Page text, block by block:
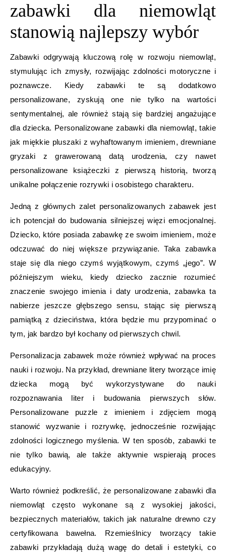
zabawki dla niemowląt
stanowią najlepszy wybór
Zabawki odgrywają kluczową rolę w rozwoju niemowląt,
stymulując ich zmysły, rozwijając zdolności motoryczne i
poznawcze. Kiedy zabawki te są dodatkowo
personalizowane, zyskują one nie tylko na wartości
sentymentalnej, ale również stają się bardziej angażujące
dla dziecka. Personalizowane zabawki dla niemowląt, takie
jak miękkie pluszaki z wyhaftowanym imieniem, drewniane
gryzaki z grawerowaną datą urodzenia, czy nawet
personalizowane książeczki z pierwszą historią, tworzą
unikalne połączenie rozrywki i osobistego charakteru.
Jedną z głównych zalet personalizowanych zabawek jest
ich potencjał do budowania silniejszej więzi emocjonalnej.
Dziecko, które posiada zabawkę ze swoim imieniem, może
odczuwać do niej większe przywiązanie. Taka zabawka
staje się dla niego czymś wyjątkowym, czymś „jego”. W
późniejszym wieku, kiedy dziecko zacznie rozumieć
znaczenie swojego imienia i daty urodzenia, zabawka ta
nabierze jeszcze głębszego sensu, stając się pierwszą
pamiątką z dzieciństwa, która będzie mu przypominać o
tym, jak bardzo był kochany od pierwszych chwil.
Personalizacja zabawek może również wpływać na proces
nauki i rozwoju. Na przykład, drewniane litery tworzące imię
dziecka mogą być wykorzystywane do nauki
rozpoznawania liter i budowania pierwszych słów.
Personalizowane puzzle z imieniem i zdjęciem mogą
stanowić wyzwanie i rozrywkę, jednocześnie rozwijając
zdolności logicznego myślenia. W ten sposób, zabawki te
nie tylko bawią, ale także aktywnie wspierają proces
edukacyjny.
Warto również podkreślić, że personalizowane zabawki dla
niemowląt często wykonane są z wysokiej jakości,
bezpiecznych materiałów, takich jak naturalne drewno czy
certyfikowana bawełna. Rzemieślnicy tworzący takie
zabawki przykładają dużą wagę do detali i estetyki, co